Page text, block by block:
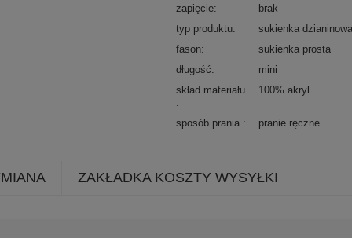
zapięcie
brak
typ produktu
sukienka dzianinowa
fason
sukienka prosta
długość
mini
skład materiału
100% akryl
sposób prania pranie ręczne
ZAKŁADKA KOSZTY WYSYŁKI